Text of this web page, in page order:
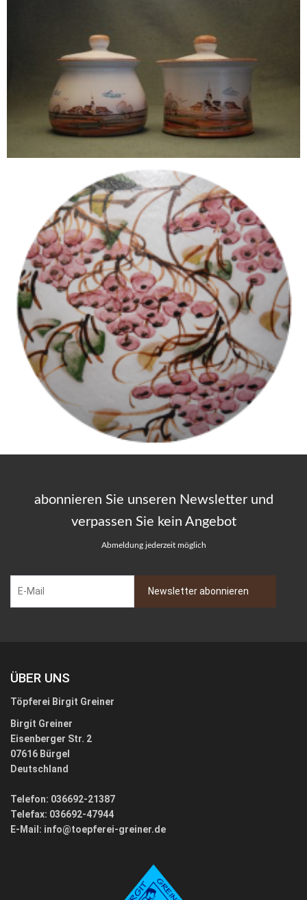
abonnieren Sie unseren Newsletter und
verpassen Sie kein Angebot
Abmeldung jederzeit möglich
ÜBER UNS
Töpferei Birgit Greiner
Birgit Greiner
Eisenberger Str. 2
07616 Bürgel
Deutschland
Telefon: 036692-21387
Telefax: 036692-47944
E-Mail: info@toepferei-greiner.de